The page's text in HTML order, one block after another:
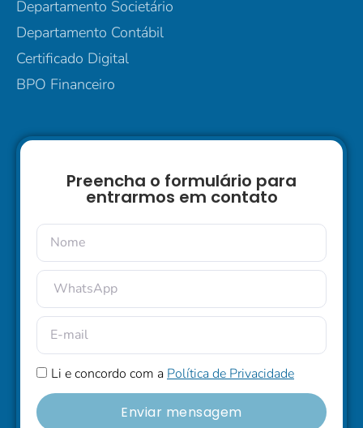
Departamento Societário
Departamento Contábil
Certificado Digital
BPO Financeiro
Preencha o formulário para
entrarmos em contato
Li e concordo com a Política de Privacidade
Enviar mensagem